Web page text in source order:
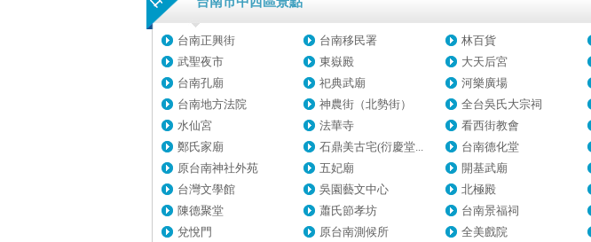
台南正興街 台南移民署 林百貨
武聖夜市
東嶽殿 大天后宮
台南孔廟
祀典武廟 河樂廣場
台南地方法院
神農街（北勢街） 全台吳氏大宗祠
水仙宮
法華寺 看西街教會
鄭氏家廟
石鼎美古宅(衍慶堂... 台南德化堂
原台南神社外苑
五妃廟 開基武廟
台灣文學館
吳園藝文中心 北極殿
陳德聚堂
蕭氏節孝坊 台南景福祠
兌悅門
原台南測候所 全美戲院